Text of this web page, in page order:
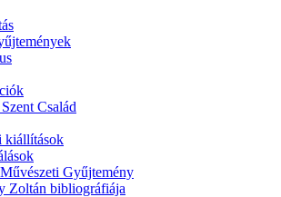
Család
kiállítások
Gyűjtemény
Zoltán bibliográfiája